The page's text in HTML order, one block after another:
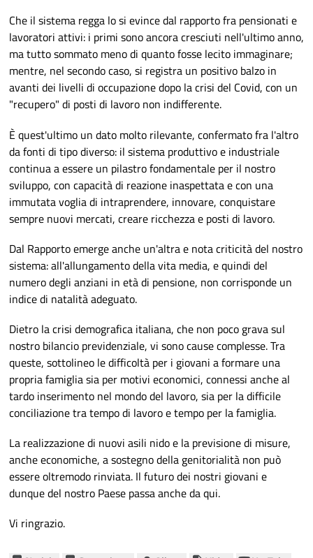
Che il sistema regga lo si evince dal rapporto fra pensionati e
lavoratori attivi: i primi sono ancora cresciuti nell'ultimo anno,
ma tutto sommato meno di quanto fosse lecito immaginare;
mentre, nel secondo caso, si registra un positivo balzo in
avanti dei livelli di occupazione dopo la crisi del Covid, con un
"recupero" di posti di lavoro non indifferente.
È quest'ultimo un dato molto rilevante, confermato fra l'altro
da fonti di tipo diverso: il sistema produttivo e industriale
continua a essere un pilastro fondamentale per il nostro
sviluppo, con capacità di reazione inaspettata e con una
immutata voglia di intraprendere, innovare, conquistare
sempre nuovi mercati, creare ricchezza e posti di lavoro.
Dal Rapporto emerge anche un'altra e nota criticità del nostro
sistema: all'allungamento della vita media, e quindi del
numero degli anziani in età di pensione, non corrisponde un
indice di natalità adeguato.
Dietro la crisi demografica italiana, che non poco grava sul
nostro bilancio previdenziale, vi sono cause complesse. Tra
queste, sottolineo le difficoltà per i giovani a formare una
propria famiglia sia per motivi economici, connessi anche al
tardo inserimento nel mondo del lavoro, sia per la difficile
conciliazione tra tempo di lavoro e tempo per la famiglia.
La realizzazione di nuovi asili nido e la previsione di misure,
anche economiche, a sostegno della genitorialità non può
essere oltremodo rinviata. Il futuro dei nostri giovani e
dunque del nostro Paese passa anche da qui.
Vi ringrazio.